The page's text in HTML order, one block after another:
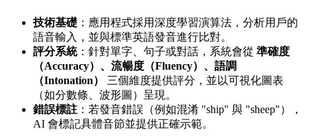
技術基礎 ：應用程式採用深度學習演算法，分析用戶的
語音輸入，並與標準英語發音進行比對。
評分系統：針對單字、句子或對話，系統會從 準確度
（Accuracy）、流暢度（Fluency）、語調
（Intonation）
三個維度提供評分，並以可視化圖表
（如分數條、波形圖）呈現。
錯誤標註 ：若發音錯誤（例如混淆 "ship" 與 "sheep"），
AI 會標記具體音節並提供正確示範。